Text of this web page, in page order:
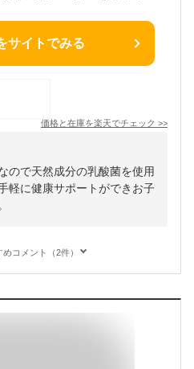
サイトでみる
価格と在庫を楽天でチェック >>
ので天然成分の乳酸菌を使用
軽に健康サポートができお子
コメント（2件）